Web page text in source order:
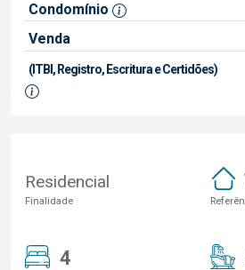
Condomínio
Venda
(ITBI, Registro, Escritura e Certidões)
Residencial
Finalidade
4